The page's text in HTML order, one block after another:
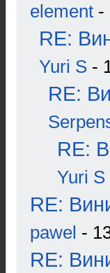
element -
RE:
Yuri S -
RE:
RE:
Yuri S
RE:
pawel -
RE: